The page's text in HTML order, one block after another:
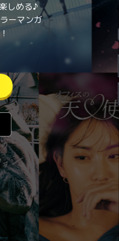
しめる♪
ーマンガ